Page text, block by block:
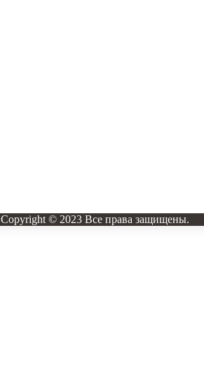
Copyright © 2023 Все права защищены.